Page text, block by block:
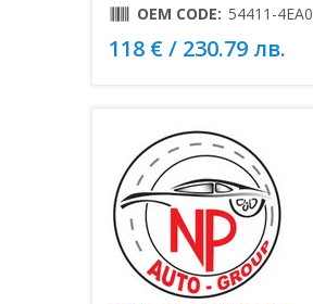
OEM CODE: 54411-4EA0
118 € / 230.79 лв.